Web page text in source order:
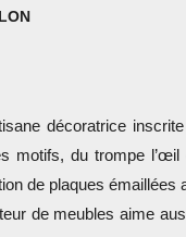
décoratrice
motifs, du trompe l’œil
de plaques émaillées
de meubles aime